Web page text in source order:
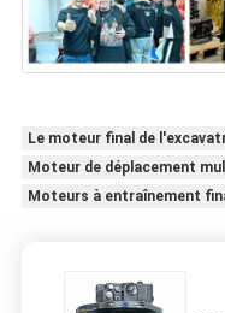
Le moteur final de
Moteur de déplacement
Moteurs à entraînement